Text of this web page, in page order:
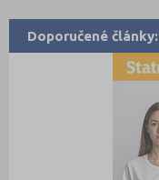
Doporučené články: